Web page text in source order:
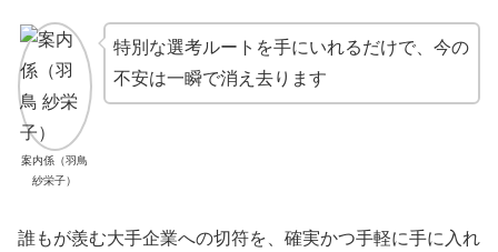
案内係（羽鳥
紗栄子）
特別な選考ルートを手にいれるだけで、今の
不安は一瞬で消え去ります
誰もが羨む大手企業への切符を、確実かつ手軽に手に入れ